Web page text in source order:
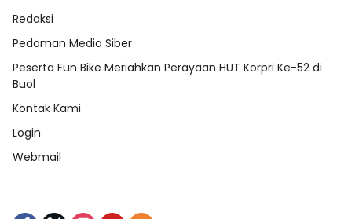
Redaksi
Pedoman Media Siber
Peserta Fun Bike Meriahkan Perayaan HUT Korpri Ke-52 di
Buol
Kontak Kami
Login
Webmail